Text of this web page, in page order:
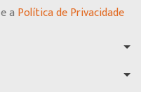
e a Política de Privacidade